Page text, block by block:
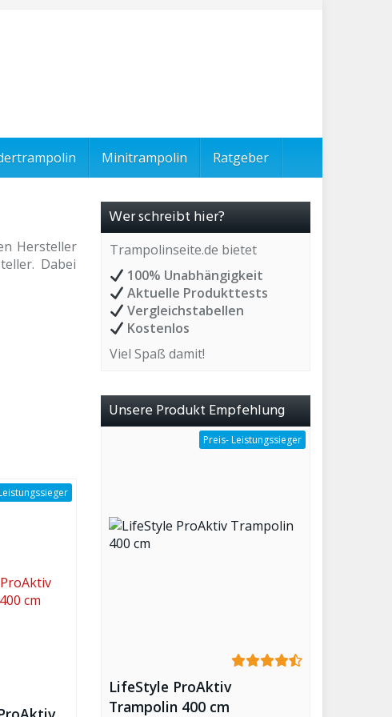
Minitrampolin Ratgeber
Hersteller
Dabei
Wer schreibt hier?
Trampolinseite.de bietet
100% Unabhängigkeit
Aktuelle Produkttests
Vergleichstabellen
Kostenlos
Viel Spaß damit!
Unsere Produkt Empfehlung
Preis- Leistungssieger
LifeStyle ProAktiv
Trampolin 400 cm